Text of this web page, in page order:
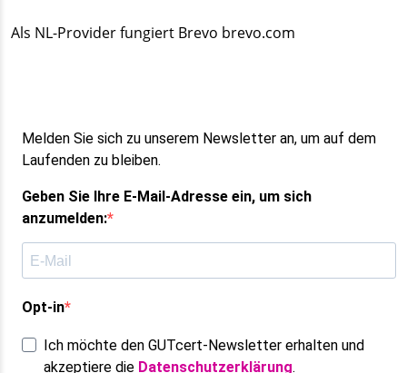
Als NL-Provider fungiert Brevo brevo.com
Melden Sie sich zu unserem Newsletter an, um auf dem
Laufenden zu bleiben.
Geben Sie Ihre E-Mail-Adresse ein, um sich
anzumelden:
Opt-in
Ich möchte den GUTcert-Newsletter erhalten und
akzeptiere die Datenschutzerklärung.